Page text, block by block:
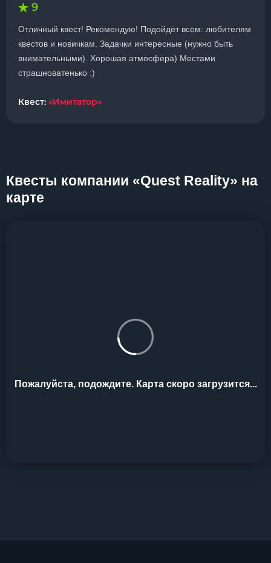
9
Отличный квест! Рекомендую! Подойдёт всем: любителям
квестов и новичкам. Задачки интересные (нужно быть
внимательными). Хорошая атмосфера) Местами
страшноватенько :)
Квест: «Имитатор»
Квесты компании «Quest Reality» на
карте
Пожалуйста, подождите. Карта скоро загрузится...